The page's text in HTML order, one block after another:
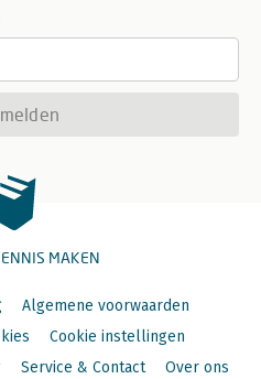
MAKEN
Algemene voorwaarden
Cookie instellingen
Service & Contact Over ons